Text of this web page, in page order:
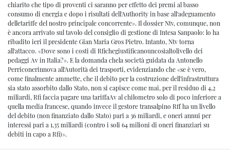
chiarito che tipo di proventi ci saranno per effetto dei premi al basso
consumo di energia e dopo i risultati dell'Authority in base all'adeguamento
delletariffe del nostro principale concorrente». Il dossier Ntv, comunque, non
è ancora arrivato sul tavolo del consiglio di gestione di Intesa Sanpaolo: lo ha
ribadito ieri il presidente Gian Maria Gros Pietro. Intanto, Ntv torna
all'attacco. «Dove sono i costi di Rfichegiustificanouncosìaltolivello dei
pedaggi Av in Italia?». E la domanda chela società guidata da Antonello
Perriconerinnova all'Autorità dei trasporti, evidenziando che «se è vero,
come finalmente ammette, che il debito per la costruzione dell'infrastruttura
sia stato assorbito dallo Stato, non si capisce come mai, per il residuo di 4,2
miliardi, Rfi faccia pagare una tariffaAv al chilometro solo di poco inferiore a
quella media francese, quando invece il gestore transalpino Rff ha un livello
del debito (non finanziato dallo Stato) pari a 36 miliardi, e oneri annui per
interessi pari a 1,35 miliardi (contro i soli 64 milioni di oneri finanziari su
debiti in capo a Rfi)».